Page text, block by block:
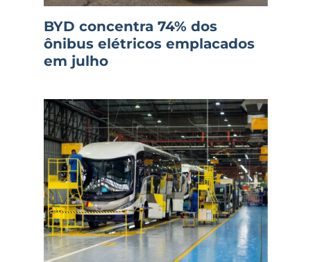
BYD concentra 74% dos
ônibus elétricos emplacados
em julho